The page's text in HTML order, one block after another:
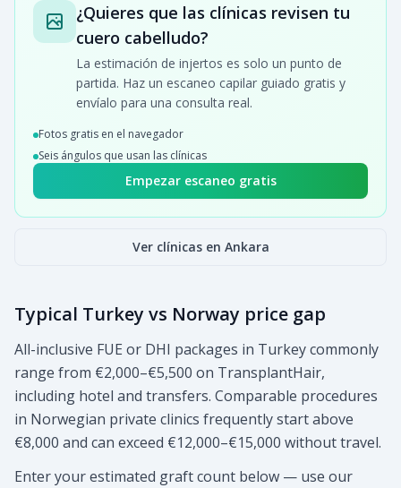
¿Quieres que las clínicas revisen tu
cuero cabelludo?
La estimación de injertos es solo un punto de
partida. Haz un escaneo capilar guiado gratis y
envíalo para una consulta real.
Fotos gratis en el navegador
Seis ángulos que usan las clínicas
Empezar escaneo gratis
Ver clínicas en Ankara
Typical Turkey vs Norway price gap
All-inclusive FUE or DHI packages in Turkey commonly
range from €2,000–€5,500 on TransplantHair,
including hotel and transfers. Comparable procedures
in Norwegian private clinics frequently start above
€8,000 and can exceed €12,000–€15,000 without travel.
Enter your estimated graft count below — use our